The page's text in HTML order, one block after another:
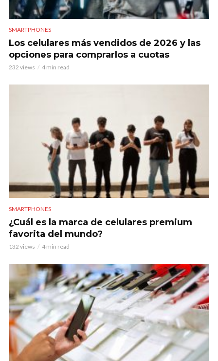
SMARTPHONES
Los celulares más vendidos de 2026 y las
opciones para comprarlos a cuotas
232 views 4 min read
SMARTPHONES
¿Cuál es la marca de celulares premium
favorita del mundo?
132 views 4 min read